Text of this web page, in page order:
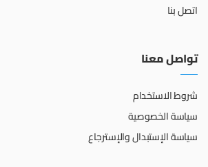
اتصل بنا
تواصل معنا
شروط الاستخدام
سياسة الخصوصية
سياسة الإستبدال والإسترجاع